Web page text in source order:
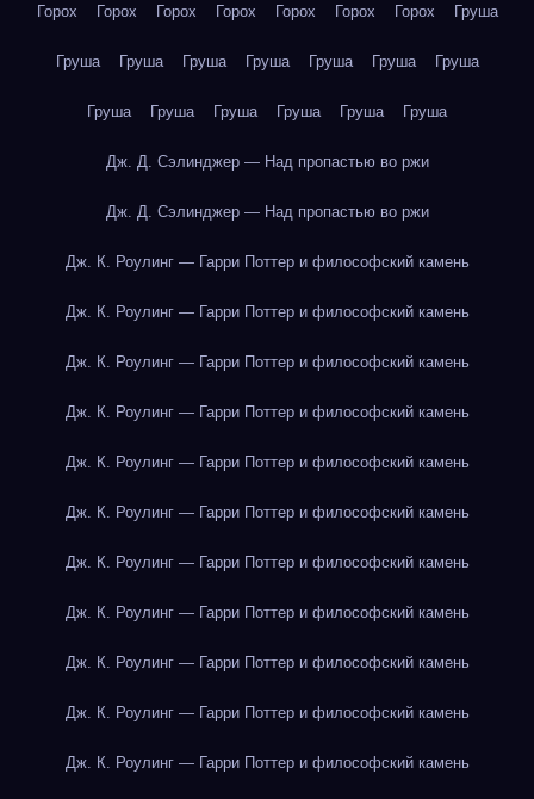
Горох Горох Горох Горох Горох Горох Горох Груша
Груша Груша Груша Груша Груша Груша Груша
Груша Груша Груша Груша Груша Груша
Дж. Д. Сэлинджер — Над пропастью во ржи
Дж. Д. Сэлинджер — Над пропастью во ржи
Дж. К. Роулинг — Гарри Поттер и философский камень
Дж. К. Роулинг — Гарри Поттер и философский камень
Дж. К. Роулинг — Гарри Поттер и философский камень
Дж. К. Роулинг — Гарри Поттер и философский камень
Дж. К. Роулинг — Гарри Поттер и философский камень
Дж. К. Роулинг — Гарри Поттер и философский камень
Дж. К. Роулинг — Гарри Поттер и философский камень
Дж. К. Роулинг — Гарри Поттер и философский камень
Дж. К. Роулинг — Гарри Поттер и философский камень
Дж. К. Роулинг — Гарри Поттер и философский камень
Дж. К. Роулинг — Гарри Поттер и философский камень